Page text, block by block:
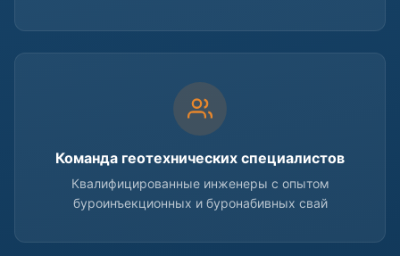
Команда геотехнических специалистов
Квалифицированные инженеры с опытом
буроинъекционных и буронабивных свай